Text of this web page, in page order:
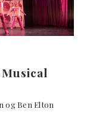
og Ben Elton